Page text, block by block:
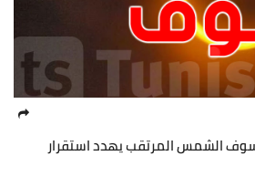
الشمس المرتقب يهدد استقرار